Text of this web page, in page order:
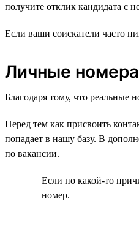
получите отклик кандидата с
Если ваши соискатели часто
Личные
Благодаря тому, что реальные
Перед тем как присвоить
попадает в нашу базу. В
по вакансии.
Если по какой-то
номер.